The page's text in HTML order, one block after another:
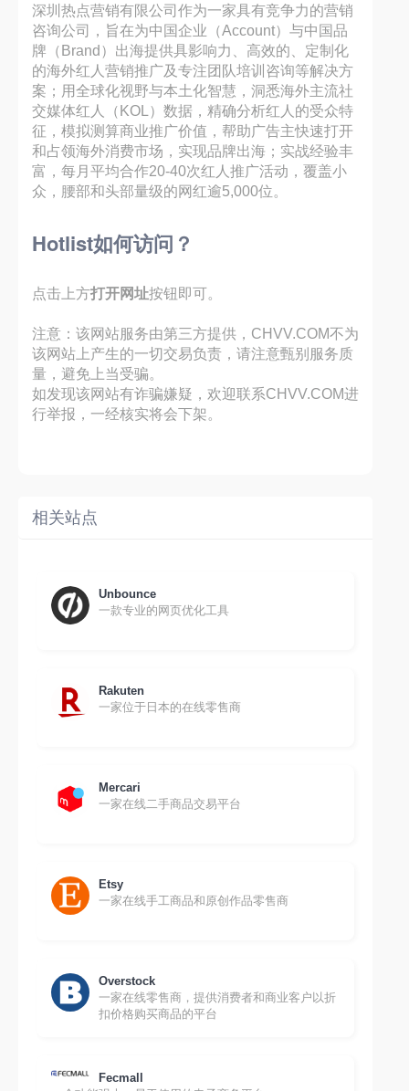
深圳热点营销有限公司作为一家具有竞争力的营销
咨询公司，旨在为中国企业（Account）与中国品
牌（Brand）出海提供具影响力、高效的、定制化
的海外红人营销推广及专注团队培训咨询等解决方
案；用全球化视野与本土化智慧，洞悉海外主流社
交媒体红人（KOL）数据，精确分析红人的受众特
征，模拟测算商业推广价值，帮助广告主快速打开
和占领海外消费市场，实现品牌出海；实战经验丰
富，每月平均合作20-40次红人推广活动，覆盖小
众，腰部和头部量级的网红逾5,000位。
Hotlist如何访问？
点击上方打开网址按钮即可。
注意：该网站服务由第三方提供，CHVV.COM不为
该网站上产生的一切交易负责，请注意甄别服务质
量，避免上当受骗。
如发现该网站有诈骗嫌疑，欢迎联系CHVV.COM进
行举报，一经核实将会下架。
相关站点
Unbounce
一款专业的网页优化工具
Rakuten
一家位于日本的在线零售商
Mercari
一家在线二手商品交易平台
Etsy
一家在线手工商品和原创作品零售商
Overstock
一家在线零售商，提供消费者和商业客户以折
扣价格购买商品的平台
Fecmall